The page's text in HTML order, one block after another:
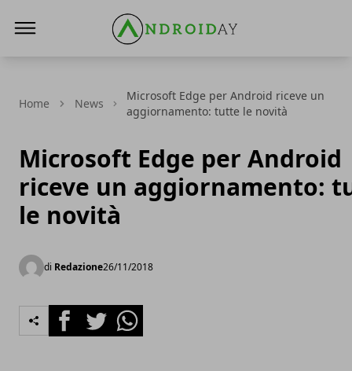
Home News
Microsoft Edge per Android riceve un
aggiornamento: tutte le novità
Microsoft Edge per Android
riceve un aggiornamento:
le novità
di Redazione26/11/2018
FacebookTwitterWhatsapp